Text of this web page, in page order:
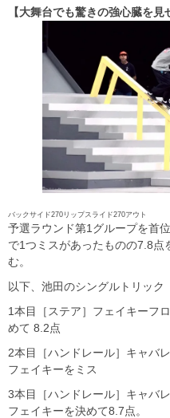
【大舞台でも驚きの強心臓を見
バックサイド270リップスライド270アウト
予選ラウンド第1グループを首
で1つミスがあったものの7.8点
む。
以下、池田のシングルトリック
1本目［ステア］フェイキーフ
めて 8.2点
2本目［ハンドレール］キャバ
フェイキーをミス
3本目［ハンドレール］キャバ
フェイキーを決めて8.7点。